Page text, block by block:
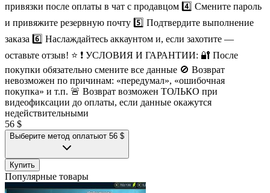
привязки после оплаты в чат с продавцом 4️⃣ Смените пароль
и привяжите резервную почту 5️⃣ Подтвердите выполнение
заказа 6️⃣ Наслаждайтесь аккаунтом и, если захотите —
оставьте отзыв! ⭐️ ❗️ УСЛОВИЯ И ГАРАНТИИ: 🔐 После
покупки обязательно смените все данные 🚫 Возврат
невозможен по причинам: «передумал», «ошибочная
покупка» и т.п. 🚨 Возврат возможен ТОЛЬКО при
видеофиксации до оплаты, если данные окажутся
недействительными
56 $
Выберите метод оплатыот 56 $
Купить
Популярные товары